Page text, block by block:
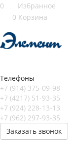
0
Избранное
0 Корзина
Телефоны
+7 (914) 375-09-98
+7 (4217) 51-93-35
+7 (924) 228-13-13
+7 (962) 297-93-35
Заказать звонок